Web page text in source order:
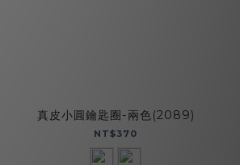
真皮小圓鑰匙圈-兩色(2089)
NT$370